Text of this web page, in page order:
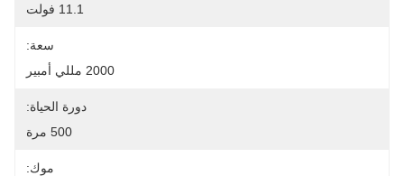
11.1 فولت
سعة:
2000 مللي أمبير
دورة الحياة:
500 مرة
موك: